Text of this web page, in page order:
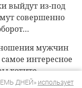
ДНЕЙ» использует
выйдут из-под
совершенно
мужчин
интересное
хотите